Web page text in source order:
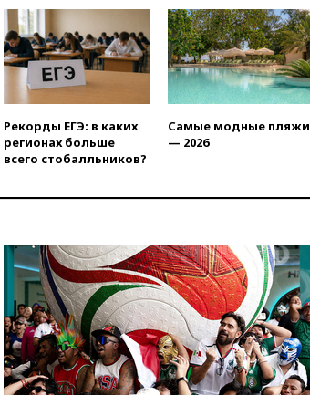
вчера, 21:35«Аэрофлот»
отменяет часть рейсов в Сочи
и Геленджик
вчера, 21:25Руслан Терновой
выиграл золото чемпионата
метровой вышки
вчера, 21:10
обсуждают эксперимент по
онлайн-продаже алкоголя
вчера, 20:45Матвиенко:
россиянам могут
рекомендовать не посещать
Армению
вчера, 20:35ПВО за день
сбила еще 281 украинский
Рекорды ЕГЭ: в каких
регионах больше
всего стобалльников?
Самые модные пляжи
— 2026